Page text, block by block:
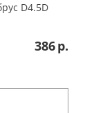
D4.5D
386р.